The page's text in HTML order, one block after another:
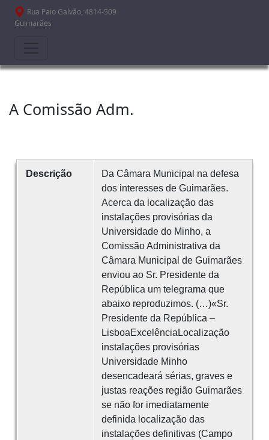
Passar para o conteúdo principal
Rua Paio Galvão, 4814-509
Guimarães
A Comissão Adm.
Descrição
Da Câmara Municipal na defesa
dos interesses de Guimarães.
Acerca da localização das
instalações provisórias da
Universidade do Minho, a
Comissão Administrativa da
Câmara Municipal de Guimarães
enviou ao Sr. Presidente da
República um telegrama que
abaixo reproduzimos. (…)«Sr.
Presidente da República –
LisboaExcelênciaLocalização
instalações provisórias
Universidade Minho
desencadeará sérias, graves e
justas reações região Guimarães
se não for imediatamente
definida localização das
instalações definitivas (Campo